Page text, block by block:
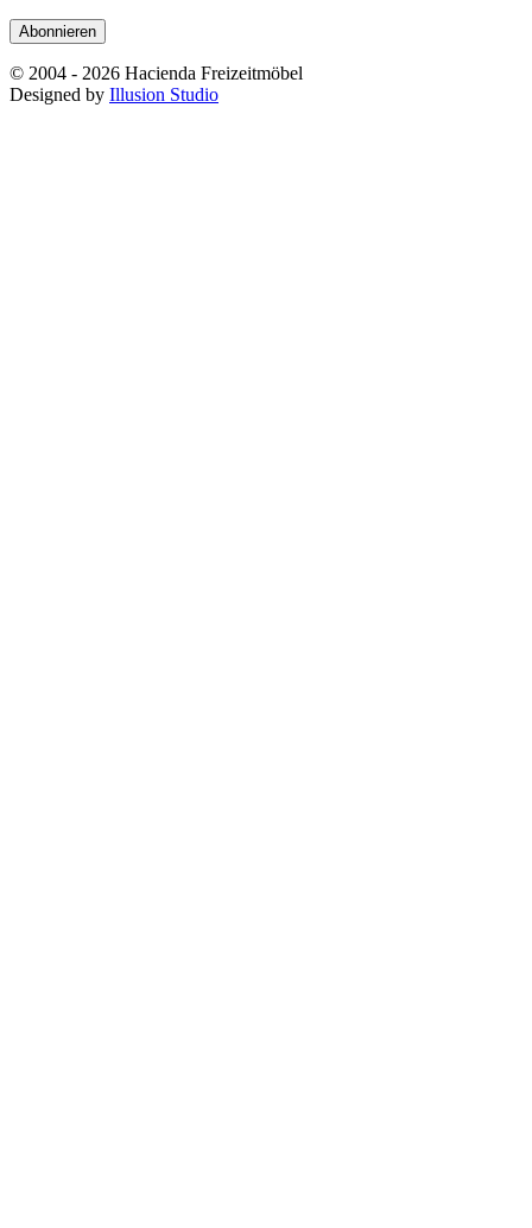
Abonnieren
© 2004 - 2026 Hacienda Freizeitmöbel
Designed by Illusion Studio